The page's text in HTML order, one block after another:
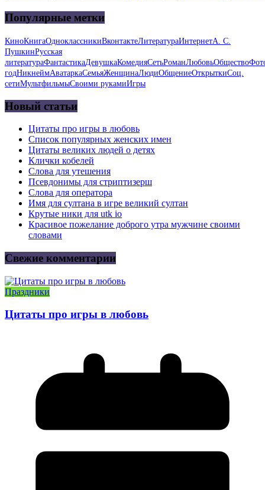
Популярные метки
КиноКнигаОдноклассникиВконтактеЛитератураИнтернетА. С.
ПушкинРусская
литератураФантастикаДевушкаКомедияСетьРоманЛюбовьОбщество
годНикнеймАватаркаСемьяЖенщинаЛюдиОбщениеОткрыткиСоц.
сетиМультфильмыСвоими рукамиИгры
Новый статьи
Цитаты про игры в любовь
Список популярных женских имен
Цитаты великих людей о детях
Клички кобелей
Слова для утешения
Псевдонимы для стриптизерш
Слова для оператора
Имя для султана в игре великий султан
Крутые ники для utk io
Красивое пожелание доброго утра мужчине своими
словами
Свежие комментарии
Праздники
Цитаты про игры в любовь